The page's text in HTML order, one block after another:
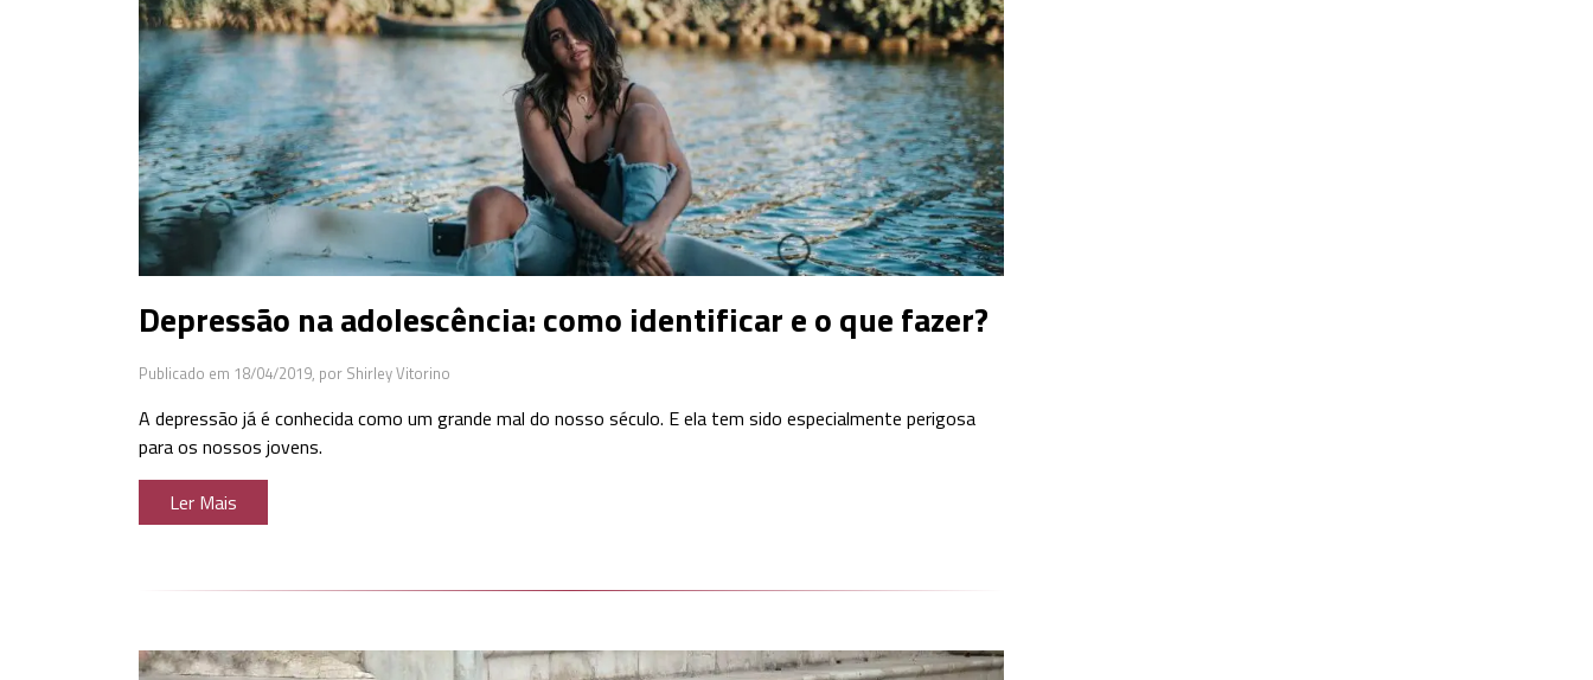
Depressão na adolescência: como identificar e o que fazer?
Publicado em 18/04/2019, por Shirley Vitorino
A depressão já é conhecida como um grande mal do nosso século. E ela tem sido especialmente perigosa
para os nossos jovens.
Ler Mais